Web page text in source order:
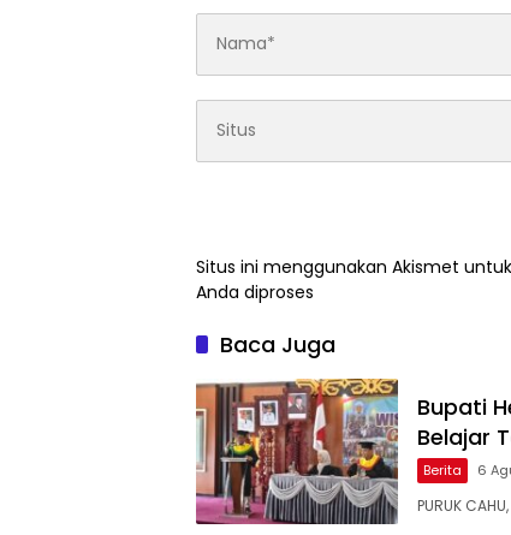
Situs ini menggunakan Akismet
Anda diproses
Baca Juga
Bupati
Belajar
Berita 6
PURUK